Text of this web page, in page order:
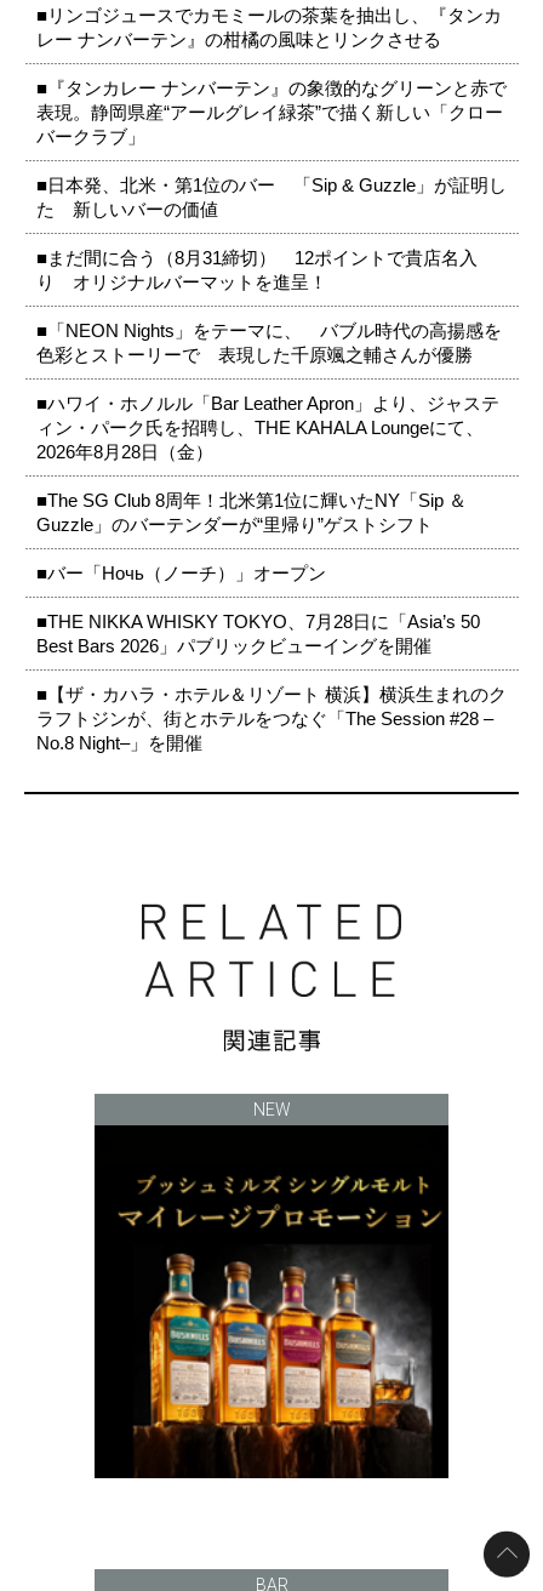
■リンゴジュースでカモミールの茶葉を抽出し、『タンカ
レー ナンバーテン』の柑橘の風味とリンクさせる
■『タンカレー ナンバーテン』の象徴的なグリーンと赤で
表現。静岡県産“アールグレイ緑茶”で描く新しい「クロー
バークラブ」
■日本発、北米・第1位のバー 「Sip & Guzzle」が証明し
た 新しいバーの価値
■まだ間に合う（8月31締切） 12ポイントで貴店名入
り オリジナルバーマットを進呈！
■「NEON Nights」をテーマに、 バブル時代の高揚感を
色彩とストーリーで 表現した千原颯之輔さんが優勝
■ハワイ・ホノルル「Bar Leather Apron」より、ジャステ
ィン・パーク氏を招聘し、THE KAHALA Loungeにて、
2026年8月28日（金）
■The SG Club 8周年！北米第1位に輝いたNY「Sip ＆
Guzzle」のバーテンダーが“里帰り”ゲストシフト
■バー「Ночь（ノーチ）」オープン
■THE NIKKA WHISKY TOKYO、7月28日に「Asia’s 50
Best Bars 2026」パブリックビューイングを開催
■【ザ・カハラ・ホテル＆リゾート 横浜】横浜生まれのク
ラフトジンが、街とホテルをつなぐ「The Session #28 –
No.8 Night–」を開催
NEW
BAR